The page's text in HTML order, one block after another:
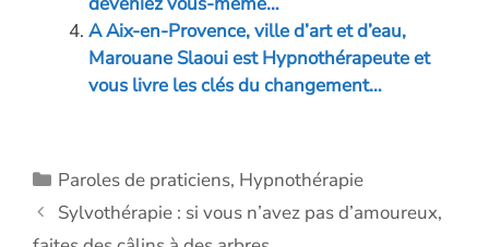
A Aix-en-Provence, ville d’art et d’eau,
Marouane Slaoui est Hypnothérapeute et
vous livre les clés du changement…
Catégories
Paroles de praticiens, Hypnothérapie
Sylvothérapie : si vous n’avez pas d’amoureux,